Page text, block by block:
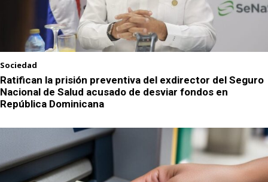
Sociedad
Ratifican la prisión preventiva del exdirector del Seguro
Nacional de Salud acusado de desviar fondos en
República Dominicana